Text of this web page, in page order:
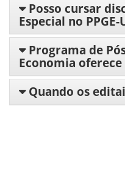
Posso cursar
Especial no PPGE-
Programa de
Economia oferece
Quando os